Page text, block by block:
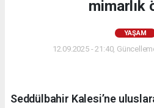
mimarlık
YAŞAM
12.09.2025 - 21:40,
Seddülbahir Kalesi’ne